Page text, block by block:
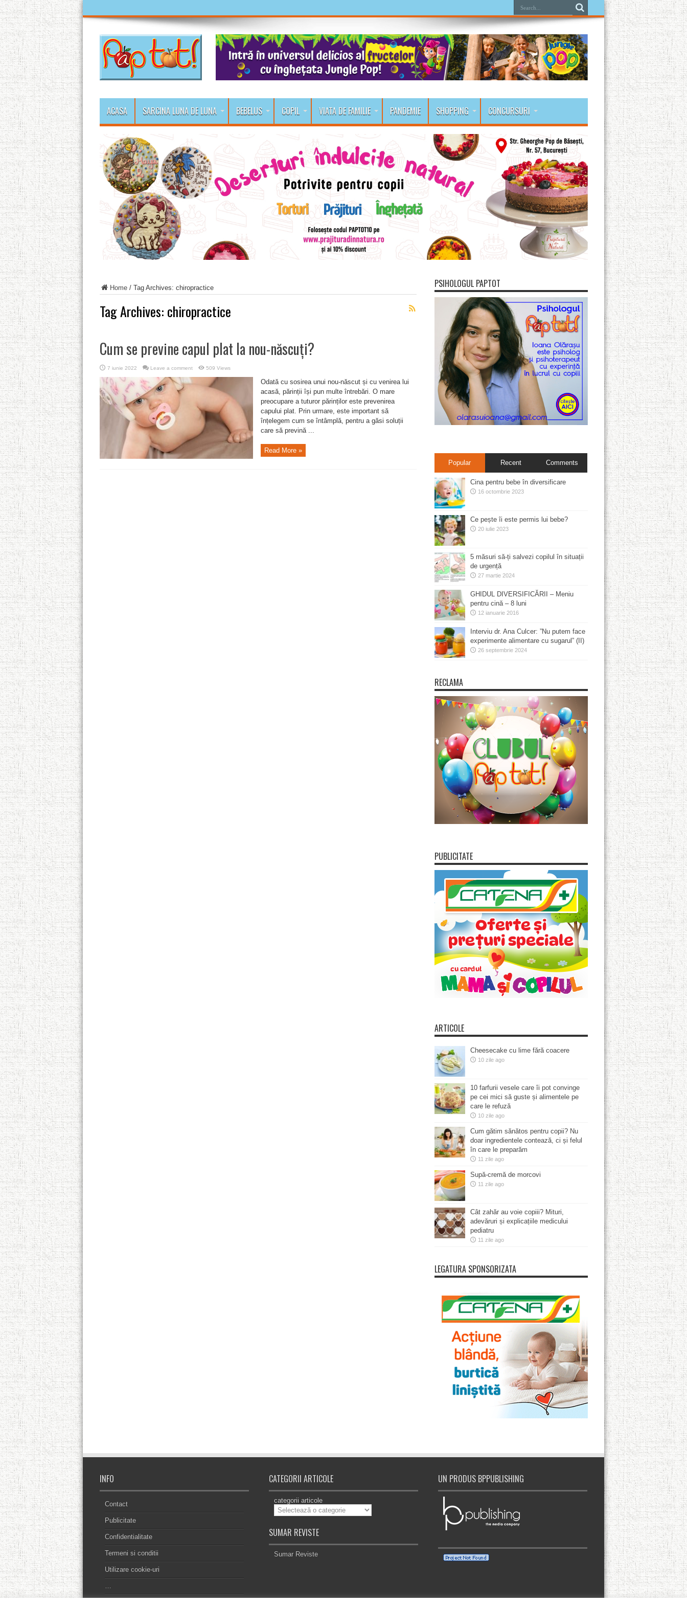
ACASA SARCINA LUNA DE LUNA BEBELUS COPIL VIATA DE FAMILIE PANDEMIE SHOPPING CONCURSURI
Home/ Tag Archives: chiropractice
Tag Archives: chiropractice
Cum se previne capul plat la nou-născuți?
7 iunie 2022 Leave a comment 509 Views
Odată cu sosirea unui nou-născut și cu venirea lui
acasă, părinții își pun multe întrebări. O mare
preocupare a tuturor părinților este prevenirea
capului plat. Prin urmare, este important să
înțelegem cum se întâmplă, pentru a găsi soluții
care să prevină ...
Read More »
PSIHOLOGUL PAPTOT
Popular Recent Comments
Cina pentru bebe în diversificare
16 octombrie 2023
Ce pește îi este permis lui bebe?
20 iulie 2023
5 măsuri să-ți salvezi copilul în situații
de urgență
27 martie 2024
GHIDUL DIVERSIFICĂRII – Meniu
pentru cină – 8 luni
12 ianuarie 2016
Interviu dr. Ana Culcer: ”Nu putem face
experimente alimentare cu sugarul” (II)
26 septembrie 2024
RECLAMA
PUBLICITATE
ARTICOLE
Cheesecake cu lime fără coacere
10 zile ago
10 farfurii vesele care îi pot convinge
pe cei mici să guste și alimentele pe
care le refuză
10 zile ago
Cum gătim sănătos pentru copii? Nu
doar ingredientele contează, ci și felul
în care le preparăm
11 zile ago
Supă-cremă de morcovi
11 zile ago
Cât zahăr au voie copiii? Mituri,
adevăruri și explicațiile medicului
pediatru
11 zile ago
LEGATURA SPONSORIZATA
INFO
Contact
Publicitate
Confidentialitate
Termeni si conditii
Utilizare cookie-uri
…
CATEGORII ARTICOLE
categorii articole
SUMAR REVISTE
Sumar Reviste
UN PRODUS BPPUBLISHING